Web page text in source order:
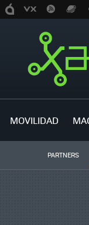
MOVILIDAD
PARTNERS